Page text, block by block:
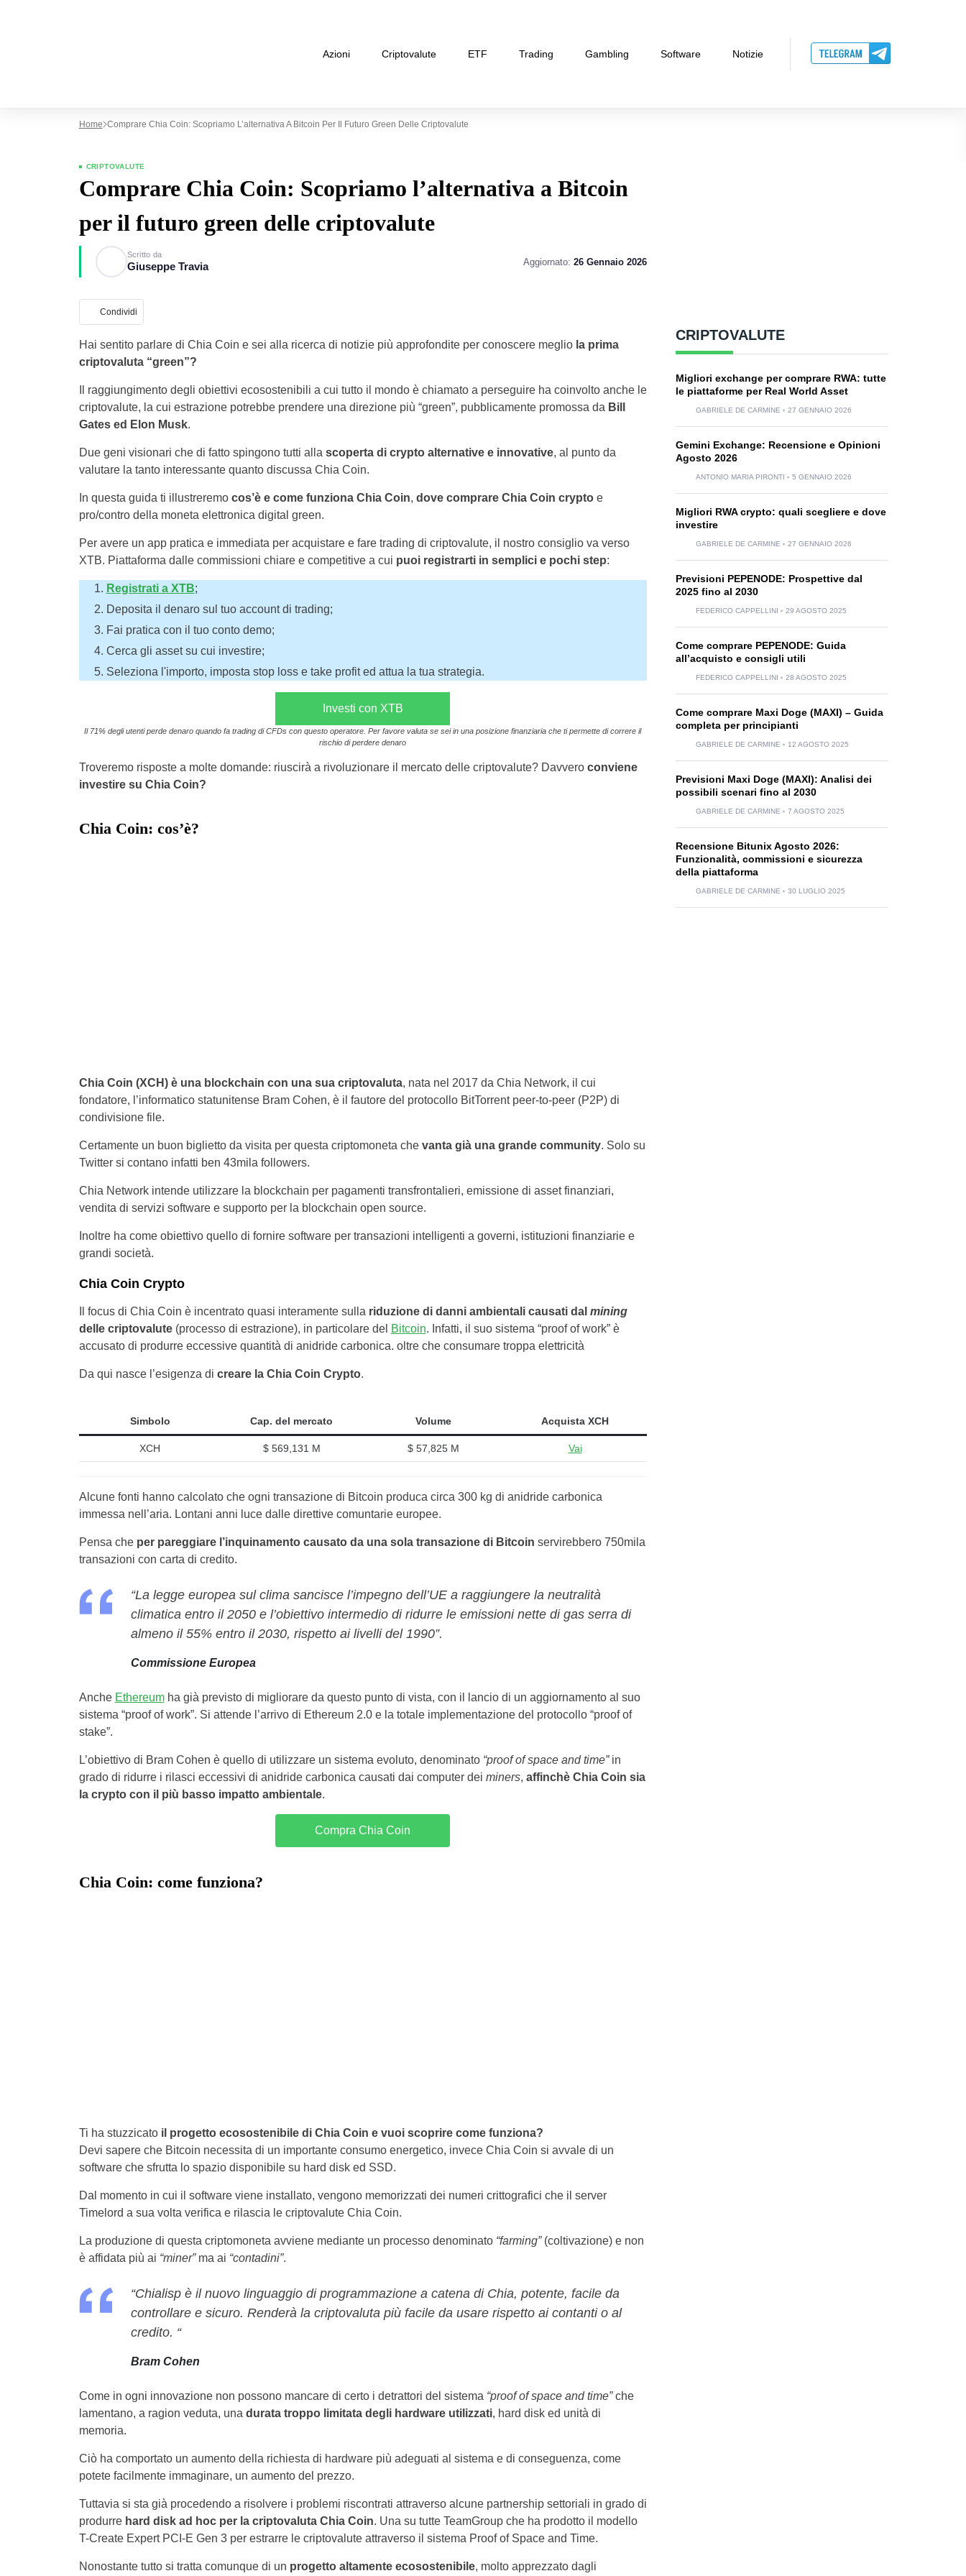
Azioni Criptovalute ETF Trading Gambling Software Notizie
Home Comprare Chia Coin: Scopriamo L’alternativa A Bitcoin Per Il Futuro Green Delle Criptovalute
CRIPTOVALUTE
Comprare Chia Coin: Scopriamo l’alternativa a Bitcoin
per il futuro green delle criptovalute
Scritto da
Giuseppe Travia Aggiornato: 26 Gennaio 2026
Condividi
Hai sentito parlare di Chia Coin e sei alla ricerca di notizie più approfondite per conoscere meglio la prima
criptovaluta “green”?
Il raggiungimento degli obiettivi ecosostenibili a cui tutto il mondo è chiamato a perseguire ha coinvolto anche le
criptovalute, la cui estrazione potrebbe prendere una direzione più “green”, pubblicamente promossa da Bill
Gates ed Elon Musk.
Due geni visionari che di fatto spingono tutti alla scoperta di crypto alternative e innovative, al punto da
valutare la tanto interessante quanto discussa Chia Coin.
In questa guida ti illustreremo cos’è e come funziona Chia Coin, dove comprare Chia Coin cryptoe
pro/contro della moneta elettronica digital green.
Per avere un app pratica e immediata per acquistare e fare trading di criptovalute, il nostro consiglio va verso
XTB. Piattaforma dalle commissioni chiare e competitive a cui puoi registrarti in semplici e pochi step:
Registrati a XTB;
Deposita il denaro sul tuo account di trading;
Fai pratica con il tuo conto demo;
Cerca gli asset su cui investire;
Seleziona l'importo, imposta stop loss e take profit ed attua la tua strategia.
Investi con XTB
Il 71% degli utenti perde denaro quando fa trading di CFDs con questo operatore. Per favore valuta se sei in una posizione finanziaria che ti permette di correre il
rischio di perdere denaro
Troveremo risposte a molte domande: riuscirà a rivoluzionare il mercato delle criptovalute? Davvero conviene
investire su Chia Coin?
Chia Coin: cos’è?
Chia Coin (XCH) è una blockchain con una sua criptovaluta, nata nel 2017 da Chia Network, il cui
fondatore, l’informatico statunitense Bram Cohen, è il fautore del protocollo BitTorrent peer-to-peer (P2P) di
condivisione file.
Certamente un buon biglietto da visita per questa criptomoneta che vanta già una grande community. Solo su
Twitter si contano infatti ben 43mila followers.
Chia Network intende utilizzare la blockchain per pagamenti transfrontalieri, emissione di asset finanziari,
vendita di servizi software e supporto per la blockchain open source.
Inoltre ha come obiettivo quello di fornire software per transazioni intelligenti a governi, istituzioni finanziarie e
grandi società.
Chia Coin Crypto
Il focus di Chia Coin è incentrato quasi interamente sulla riduzione di danni ambientali causati dal mining
delle criptovalute(processo di estrazione), in particolare del Bitcoin. Infatti, il suo sistema “proof of work” è
accusato di produrre eccessive quantità di anidride carbonica. oltre che consumare troppa elettricità
Da qui nasce l’esigenza di creare la Chia Coin Crypto.
Simbolo Cap. del mercato Volume Acquista XCH
XCH $ 569,131 M $ 57,825 M Vai
Alcune fonti hanno calcolato che ogni transazione di Bitcoin produca circa 300 kg di anidride carbonica
immessa nell’aria. Lontani anni luce dalle direttive comuntarie europee.
Pensa che per pareggiare l’inquinamento causato da una sola transazione di Bitcoin servirebbero 750mila
transazioni con carta di credito.
“La legge europea sul clima sancisce l’impegno dell’UE a raggiungere la neutralità
climatica entro il 2050 e l’obiettivo intermedio di ridurre le emissioni nette di gas serra di
almeno il 55% entro il 2030, rispetto ai livelli del 1990”.
Commissione Europea
Anche Ethereumha già previsto di migliorare da questo punto di vista, con il lancio di un aggiornamento al suo
sistema “proof of work”. Si attende l’arrivo di Ethereum 2.0 e la totale implementazione del protocollo “proof of
stake”.
L’obiettivo di Bram Cohen è quello di utilizzare un sistema evoluto, denominato “proof of space and time”in
grado di ridurre i rilasci eccessivi di anidride carbonica causati dai computer dei miners, affinchè Chia Coin sia
la crypto con il più basso impatto ambientale.
Compra Chia Coin
Chia Coin: come funziona?
Ti ha stuzzicato il progetto ecosostenibile di Chia Coin e vuoi scoprire come funziona?
Devi sapere che Bitcoin necessita di un importante consumo energetico, invece Chia Coin si avvale di un
software che sfrutta lo spazio disponibile su hard disk ed SSD.
Dal momento in cui il software viene installato, vengono memorizzati dei numeri crittografici che il server
Timelord a sua volta verifica e rilascia le criptovalute Chia Coin.
La produzione di questa criptomoneta avviene mediante un processo denominato “farming”(coltivazione) e non
è affidata più ai “miner”ma ai “contadini”.
“Chialisp è il nuovo linguaggio di programmazione a catena di Chia, potente, facile da
controllare e sicuro. Renderà la criptovaluta più facile da usare rispetto ai contanti o al
credito. “
Bram Cohen
Come in ogni innovazione non possono mancare di certo i detrattori del sistema “proof of space and time”che
lamentano, a ragion veduta, una durata troppo limitata degli hardware utilizzati, hard disk ed unità di
memoria.
Ciò ha comportato un aumento della richiesta di hardware più adeguati al sistema e di conseguenza, come
potete facilmente immaginare, un aumento del prezzo.
Tuttavia si sta già procedendo a risolvere i problemi riscontrati attraverso alcune partnership settoriali in grado di
produrrehard disk ad hoc per la criptovaluta Chia Coin. Una su tutte TeamGroup che ha prodotto il modello
T-Create Expert PCI-E Gen 3 per estrarre le criptovalute attraverso il sistema Proof of Space and Time.
Nonostante tutto si tratta comunque di un progetto altamente ecosostenibile, molto apprezzato dagli
CRIPTOVALUTE
Migliori exchange per comprare RWA: tutte
le piattaforme per Real World Asset
GABRIELE DE CARMINE 27 GENNAIO 2026
Gemini Exchange: Recensione e Opinioni
Agosto 2026
ANTONIO MARIA PIRONTI 5 GENNAIO 2026
Migliori RWA crypto: quali scegliere e dove
investire
GABRIELE DE CARMINE 27 GENNAIO 2026
Previsioni PEPENODE: Prospettive dal
2025 fino al 2030
FEDERICO CAPPELLINI 29 AGOSTO 2025
Come comprare PEPENODE: Guida
all’acquisto e consigli utili
FEDERICO CAPPELLINI 28 AGOSTO 2025
Come comprare Maxi Doge (MAXI) – Guida
completa per principianti
GABRIELE DE CARMINE 12 AGOSTO 2025
Previsioni Maxi Doge (MAXI): Analisi dei
possibili scenari fino al 2030
GABRIELE DE CARMINE 7 AGOSTO 2025
Recensione Bitunix Agosto 2026:
Funzionalità, commissioni e sicurezza
della piattaforma
GABRIELE DE CARMINE 30 LUGLIO 2025